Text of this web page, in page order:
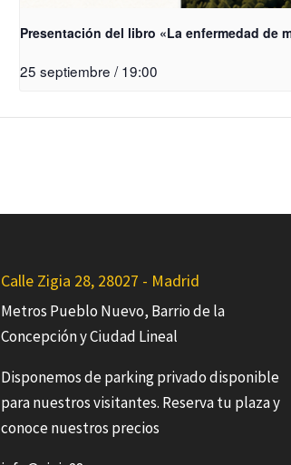
Presentación del libro «La enfermedad de
25 septiembre / 19:00
Calle Zigia 28, 28027 - Madrid
Metros Pueblo Nuevo, Barrio de la
Concepción y Ciudad Lineal
Disponemos de parking privado disponible
para nuestros visitantes. Reserva tu plaza y
conoce nuestros precios